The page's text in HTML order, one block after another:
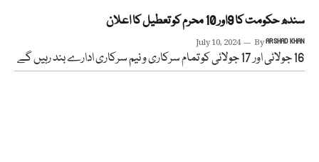
سندھ حکومت کا 9اور 10 محرم کو تعطیل کا اعلان
July 10, 2024 ByARSHAD KHAN
16 جولائی اور 17 جولائی کو تمام سرکاری و نیم سرکاری ادارے بند رہیں گے